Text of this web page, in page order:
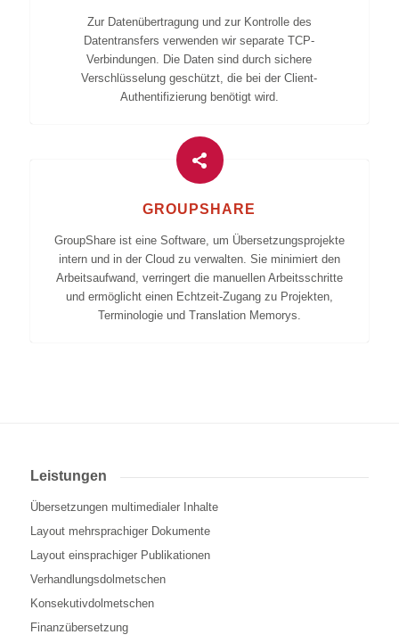
Zur Datenübertragung und zur Kontrolle des
Datentransfers verwenden wir separate TCP-
Verbindungen. Die Daten sind durch sichere
Verschlüsselung geschützt, die bei der Client-
Authentifizierung benötigt wird.
GROUPSHARE
GroupShare ist eine Software, um Übersetzungsprojekte
intern und in der Cloud zu verwalten. Sie minimiert den
Arbeitsaufwand, verringert die manuellen Arbeitsschritte
und ermöglicht einen Echtzeit-Zugang zu Projekten,
Terminologie und Translation Memorys.
Leistungen
Übersetzungen multimedialer Inhalte
Layout mehrsprachiger Dokumente
Layout einsprachiger Publikationen
Verhandlungsdolmetschen
Konsekutivdolmetschen
Finanzübersetzung